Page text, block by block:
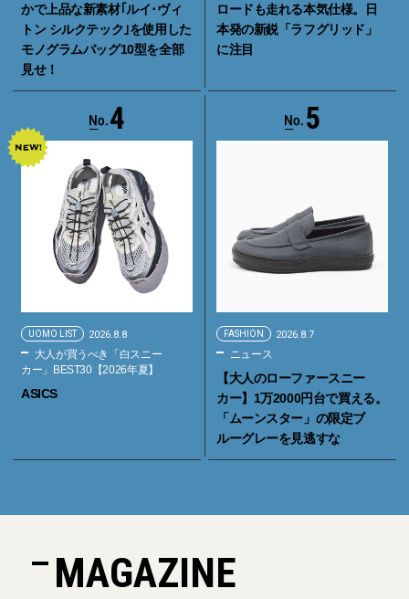
かで上品な新素材｢ルイ･ヴィ
トン シルクテック｣を使用した
モノグラムバッグ10型を全部
見せ！
ロードも走れる本気仕様。日
本発の新鋭「ラフグリッド」
に注目
4
UOMO LIST 2026.8.8
大人が買うべき「白スニー
カー」BEST30【2026年夏】
ASICS
5
FASHION 2026.8.7
ニュース
【大人のローファースニー
カー】1万2000円台で買える。
「ムーンスター」の限定ブ
ルーグレーを見逃すな
MAGAZINE